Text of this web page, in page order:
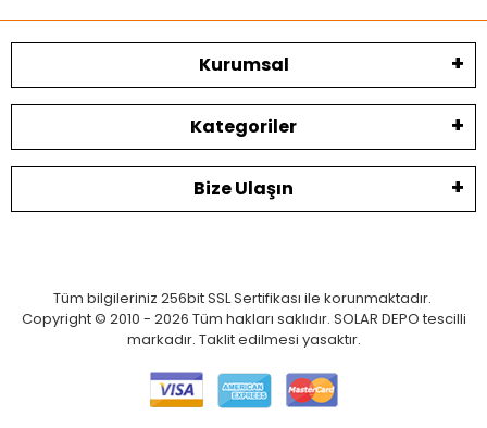
Kurumsal
Kategoriler
Bize Ulaşın
Tüm bilgileriniz 256bit SSL Sertifikası ile korunmaktadır.
Copyright © 2010 - 2026 Tüm hakları saklıdır. SOLAR DEPO tescilli
markadır. Taklit edilmesi yasaktır.